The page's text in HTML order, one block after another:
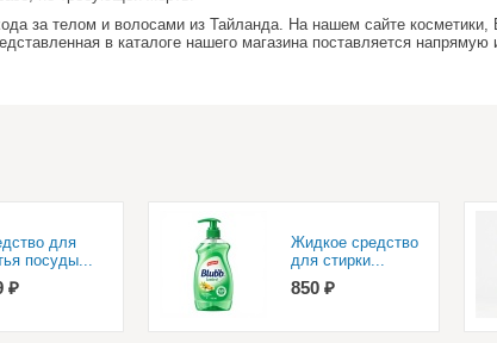
за телом и волосами из Тайланда. На нашем сайте
в каталоге нашего магазина поставляется
для
посуды...
₽
Жидкое средство
для стирки...
850 ₽